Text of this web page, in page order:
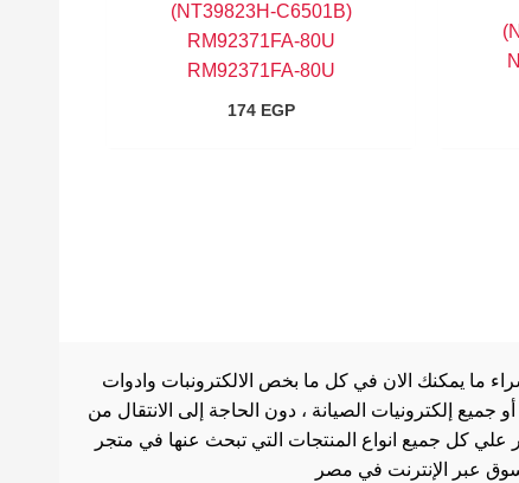
(NT39980H-C5266A)
(NT39823H-C6501B)
RM92371FA-80U
RM92371FA-80U
174 EGP
ما يمكنك الان في كل ما بخص الالكترونبات وادوات
إلكترونيات الصيانة ، دون الحاجة إلى الانتقال من
علي كل جميع انواع المنتجات التي تبحث عنها في متجر